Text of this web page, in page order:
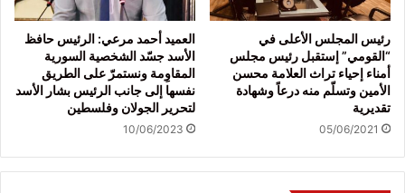
رئيس المجلس الأعلى في
“القومي” إستقبل رئيس مجلس
أمناء إحياء تراث العلامة محسن
الأمين وتسلّم منه درعاً وشهادة
تقديرية
05/06/2021
العميد أحمد مرعي: الرئيس حافظ
الأسد جسّد الشخصية السورية
المقاوِمة ونستمرّ على الطريق
نفسها إلى جانب الرئيس بشار الأسد
لتحرير الجولان وفلسطين
10/06/2023